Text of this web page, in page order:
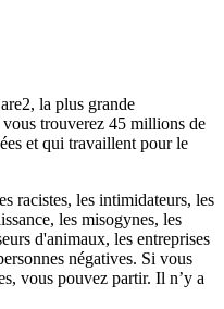
la plus grande
trouverez 45 millions de
et qui travaillent pour le
racistes, les intimidateurs, les
les misogynes, les
d'animaux, les entreprises
négatives. Si vous
vous pouvez partir. Il n’y a